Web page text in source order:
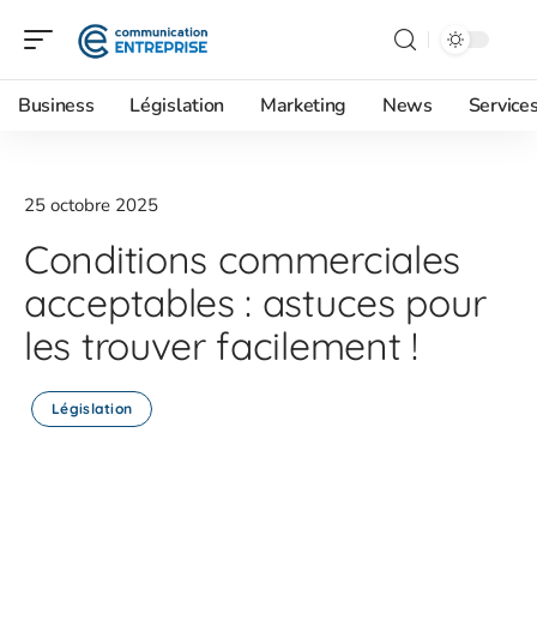
Business Législation Marketing News
25 octobre 2025
Conditions commerciales
acceptables : astuces pour
les trouver facilement !
Législation